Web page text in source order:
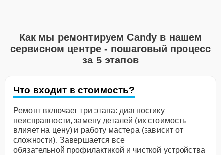
Как мы ремонтируем Candy в нашем
сервисном центре - пошаговый процесс
за 5 этапов
Что входит в стоимость?
Ремонт включает три этапа: диагностику
неисправности, замену деталей (их стоимость
влияет на цену) и работу мастера (зависит от
сложности). Завершается все
обязательной профилактикой и чисткой устройства